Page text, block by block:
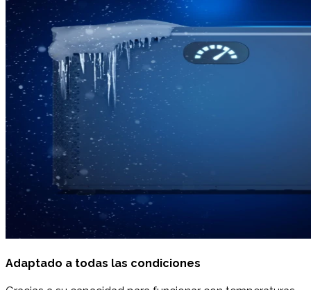
Adaptado a todas las condiciones